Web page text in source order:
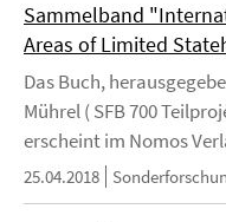
Sammelband
Areas of Limited
Das Buch,
Mührel ( SFB 700
erscheint im Nomos
25.04.2018